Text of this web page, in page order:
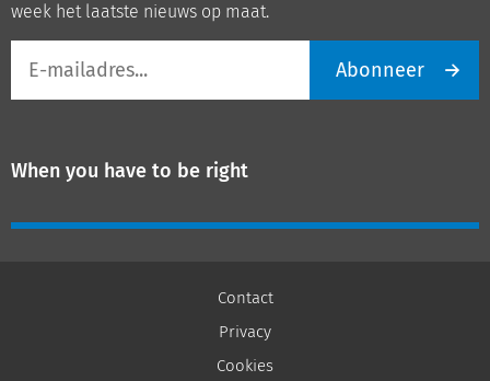
week het laatste nieuws op maat.
mailadres
Abonneer
When you have to be right
Contact
Privacy
Cookies